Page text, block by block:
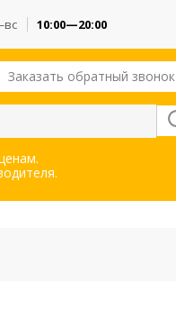
10:00—20:00
Заказать обратный звонок